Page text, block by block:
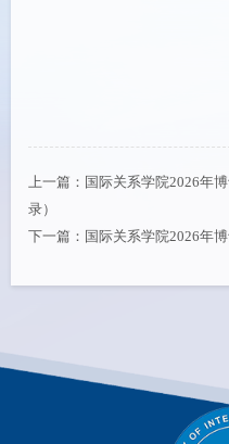
上一篇： 国际关系学院2026年
录）
下一篇： 国际关系学院2026年